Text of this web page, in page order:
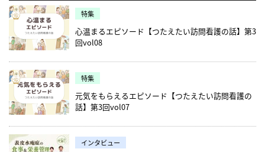
特集
心温まるエピソード【つたえたい訪問看護の話】第3
回vol08
特集
元気をもらえるエピソード【つたえたい訪問看護の
話】第3回vol07
インタビュー